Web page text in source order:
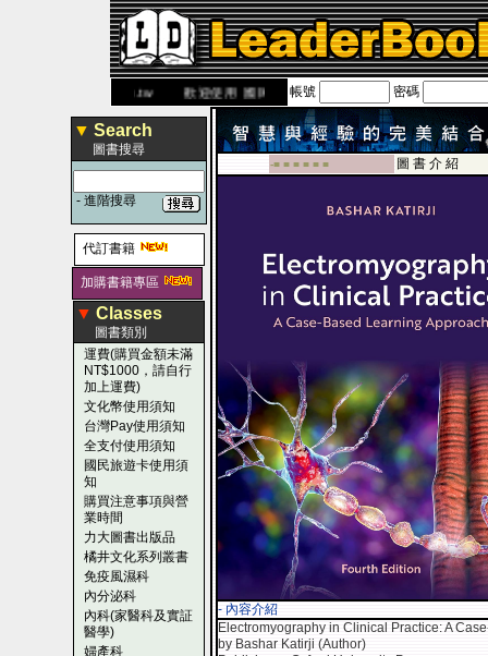
歡迎使用 國民旅遊卡！！
帳號 密碼
▼ Search
圖書搜尋
- 進階搜尋
代訂書籍
加購書籍專區
▼ Classes
圖書類別
運費(購買金額未滿
NT$1000，請自行
加上運費)
文化幣使用須知
台灣Pay使用須知
全支付使用須知
國民旅遊卡使用須
知
購買注意事項與營
業時間
力大圖書出版品
橘井文化系列叢書
免疫風濕科
內分泌科
內科(家醫科及實証
醫學)
婦產科
-■ ■ ■ ■ ■ ■ 圖 書 介 紹
- 內容介紹
Electromyography in Clinical Practice: A
by Bashar Katirji (Author)